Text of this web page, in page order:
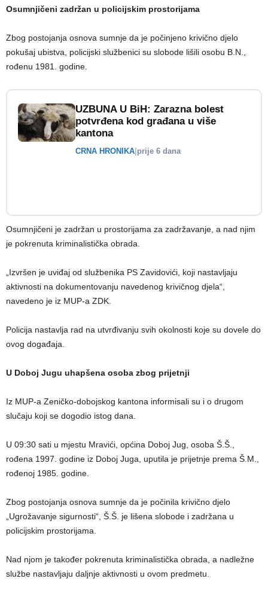
Osumnjičeni zadržan u policijskim prostorijama
Zbog postojanja osnova sumnje da je počinjeno krivično djelo
pokušaj ubistva, policijski službenici su slobode lišili osobu B.N.,
rođenu 1981. godine.
UZBUNA U BiH: Zarazna bolest
potvrđena kod građana u više
kantona
CRNA HRONIKA prije 6 dana
Osumnjičeni je zadržan u prostorijama za zadržavanje, a nad njim
je pokrenuta kriminalistička obrada.
„Izvršen je uviđaj od službenika PS Zavidovići, koji nastavljaju
aktivnosti na dokumentovanju navedenog krivičnog djela“,
navedeno je iz MUP-a ZDK.
Policija nastavlja rad na utvrđivanju svih okolnosti koje su dovele do
ovog događaja.
U Doboj Jugu uhapšena osoba zbog prijetnji
Iz MUP-a Zeničko-dobojskog kantona informisali su i o drugom
slučaju koji se dogodio istog dana.
U 09:30 sati u mjestu Mravići, općina Doboj Jug, osoba Š.Š.,
rođena 1997. godine iz Doboj Juga, uputila je prijetnje prema Š.M.,
rođenoj 1985. godine.
Zbog postojanja osnova sumnje da je počinila krivično djelo
„Ugrožavanje sigurnosti“, Š.Š. je lišena slobode i zadržana u
policijskim prostorijama.
Nad njom je također pokrenuta kriminalistička obrada, a nadležne
službe nastavljaju daljnje aktivnosti u ovom predmetu.